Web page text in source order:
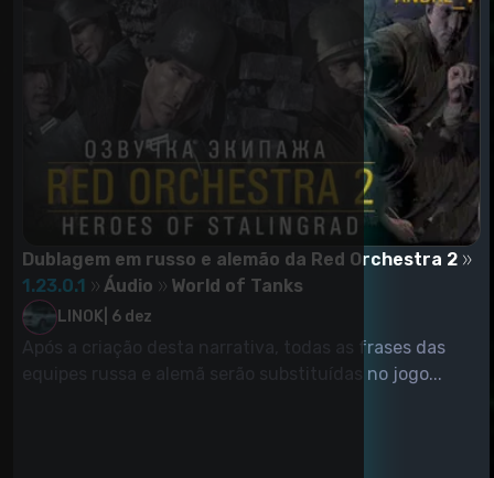
Dublagem em russo e alemão da Red Orchestra 2
1.23.0.1
Áudio World of Tanks
LINOK 6 dez
Após a criação desta narrativa, todas as frases das
equipes russa e alemã serão substituídas no jogo...